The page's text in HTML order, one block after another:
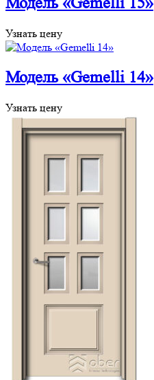
Узнать цену
Модель «Gemelli 14»
Узнать цену